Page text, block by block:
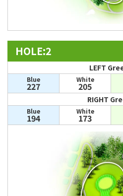
HOLE:2
LEFT
Blue
227
White
205
RIGHT
Blue
194
White
173